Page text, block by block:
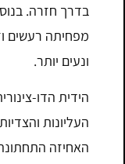
בדרך חזרה.
מפחיתה רעשים
ונעים יותר.
הידית הדו-
העליונות
האחיזה